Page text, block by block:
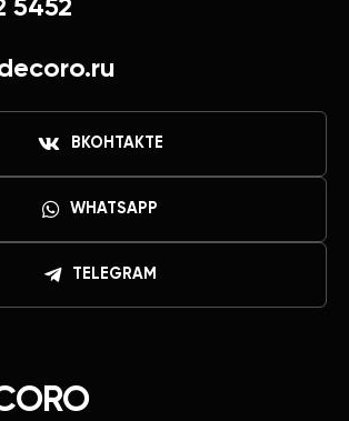
5452
ВКОНТАКТЕ
WHATSAPP
TELEGRAM